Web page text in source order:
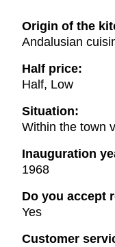
Origin of the
Andalusian
Half price:
Half, Low
Situation:
Within the town
Inauguration
1968
Do you accept
Yes
Customer